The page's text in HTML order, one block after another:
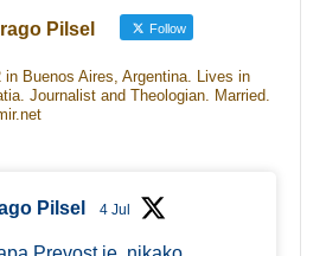
Pilsel Follow
in Buenos Aires, Argentina. Lives in
Journalist and Theologian. Married.
Pilsel 4 Jul